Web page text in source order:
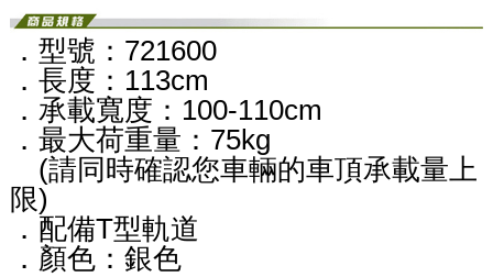
．型號：721600
．長度：113cm
．承載寬度：100-110cm
．最大荷重量：75kg
(請同時確認您車輛的車頂承載量上
限)
．配備T型軌道
．顏色：銀色